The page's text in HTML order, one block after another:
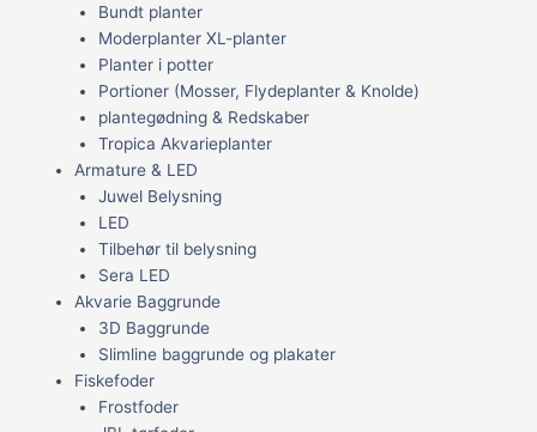
Bundt planter
Moderplanter XL-planter
Planter i potter
Portioner (Mosser, Flydeplanter & Knolde)
plantegødning & Redskaber
Tropica Akvarieplanter
Armature & LED
Juwel Belysning
LED
Tilbehør til belysning
Sera LED
Akvarie Baggrunde
3D Baggrunde
Slimline baggrunde og plakater
Fiskefoder
Frostfoder